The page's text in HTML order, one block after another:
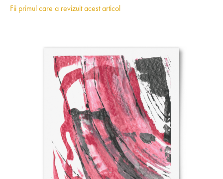
Fii primul care a revizuit acest articol